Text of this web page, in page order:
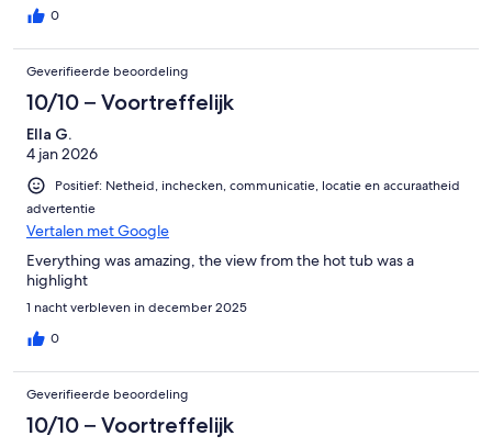
0
Geverifieerde beoordeling
10/10 – Voortreffelijk
Ella G.
4 jan 2026
Positief: Netheid, inchecken, communicatie, locatie en accuraatheid
advertentie
Vertalen met Google
Everything was amazing, the view from the hot tub was a
highlight
1 nacht verbleven in december 2025
0
Geverifieerde beoordeling
10/10 – Voortreffelijk